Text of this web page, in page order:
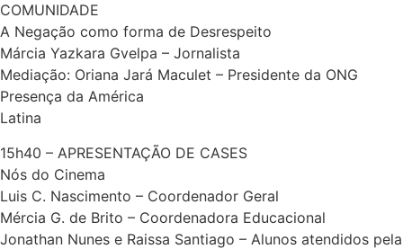
COMUNIDADE
A Negação como forma de Desrespeito
Márcia Yazkara Gvelpa – Jornalista
Mediação: Oriana Jará Maculet – Presidente da ONG
Presença da América
Latina
15h40 – APRESENTAÇÃO DE CASES
Nós do Cinema
Luis C. Nascimento – Coordenador Geral
Mércia G. de Brito – Coordenadora Educacional
Jonathan Nunes e Raissa Santiago – Alunos atendidos pela